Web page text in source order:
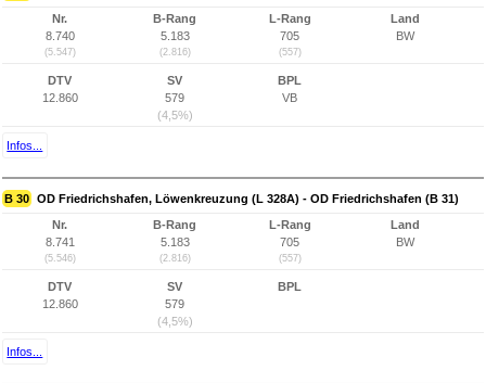
Nr.
8.740
(5.547)
B-Rang
5.183
(2.816)
L-Rang
705
(557)
Land
BW
DTV
12.860
SV
579
(4,5%)
BPL
VB
Infos...
B 30 OD Friedrichshafen, Löwenkreuzung (L 328A) - OD Friedrichshafen (B 31)
Nr.
8.741
(5.546)
B-Rang
5.183
(2.816)
L-Rang
705
(557)
Land
BW
DTV
12.860
SV
579
(4,5%)
BPL
Infos...